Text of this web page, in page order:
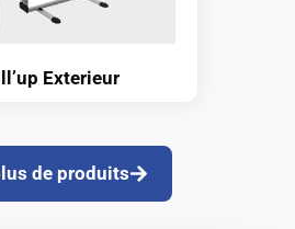
Exterieur
de produits